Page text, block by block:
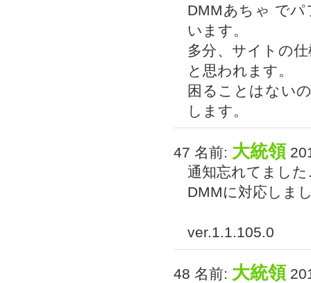
DMMあちゃ で
います。
多分、サイトの
と思われます。
困ることはない
します。
47 名前: 大統領
通知忘れてまし
DMMに対応しま
ver.1.1.105.0
48 名前: 大統領